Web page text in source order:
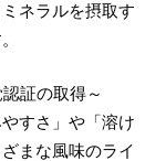
ネラルを摂取す
証の取得～
すさ」や「溶け
まな風味のライ